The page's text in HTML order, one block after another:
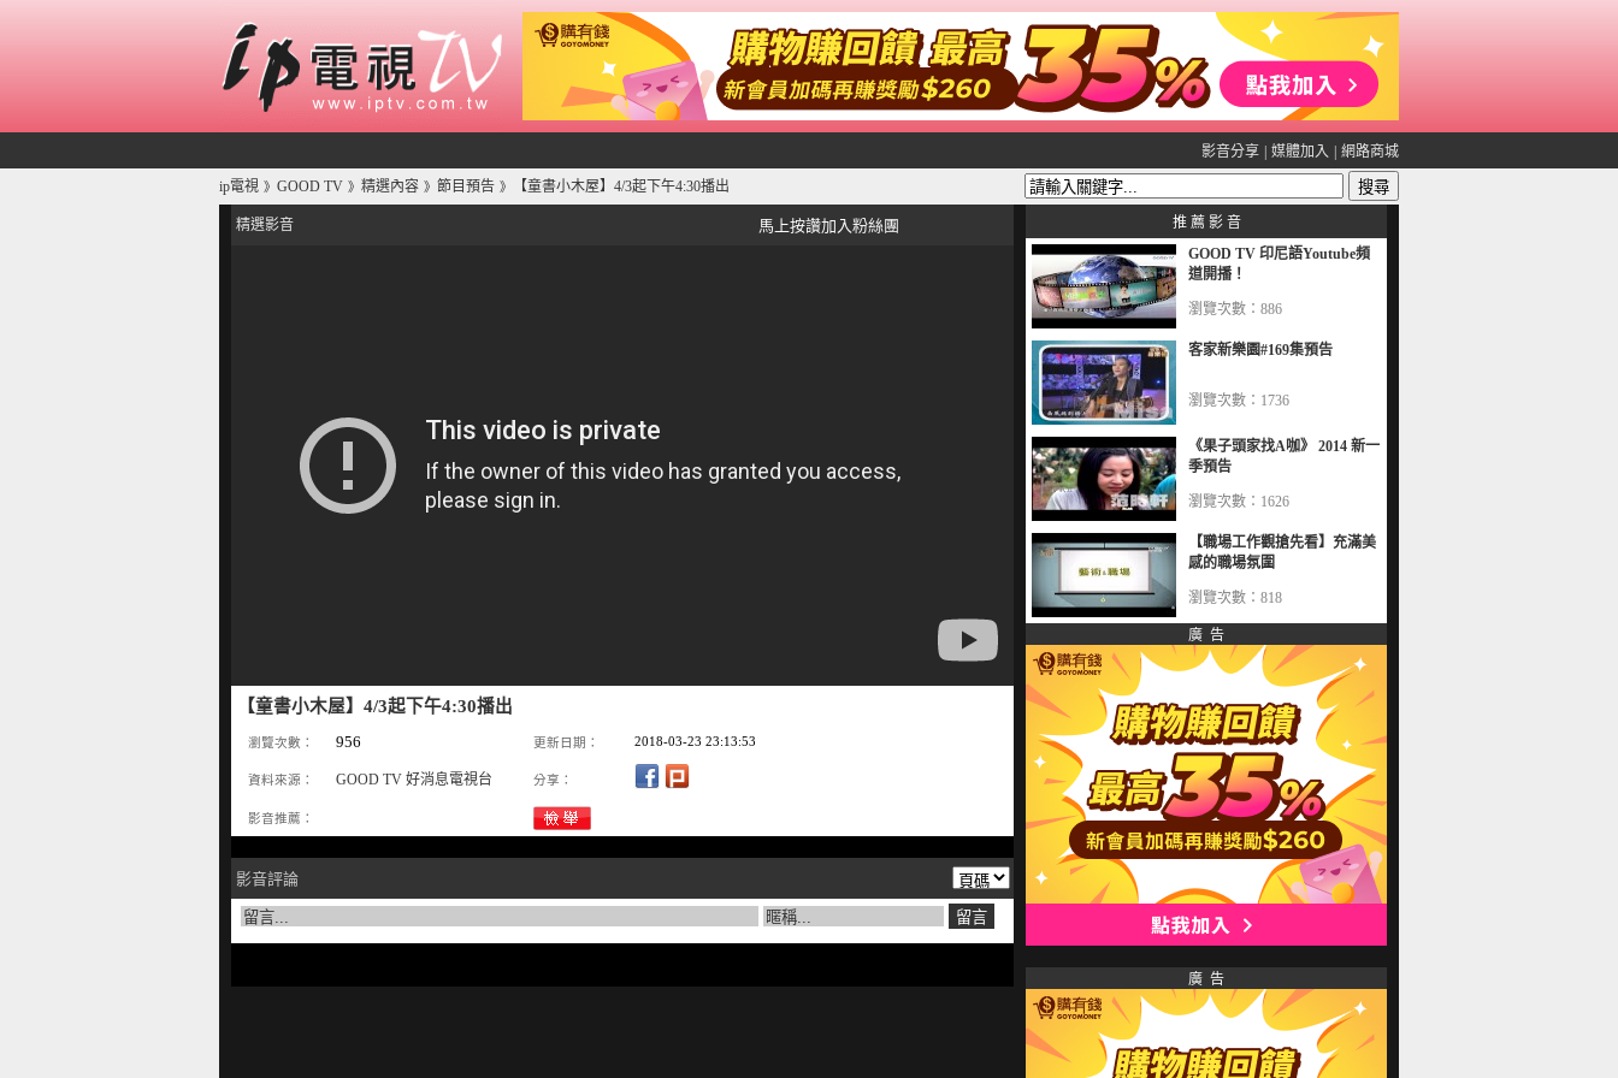
影音分享 媒體加入 網路商城
ip電視 》 GOOD TV 》 精選內容 》 節目預告 》 【童書小木屋】4/3起下午4:30播出
精選影音 馬上按讚加入粉絲團
【童書小木屋】4/3起下午4:30播出
瀏覽次數： 956 更新日期： 2018-03-23 23:13:53
資料來源： GOOD TV 好消息電視台 分享：
影音推薦：
影音評論
推 薦 影 音
GOOD TV 印尼語Youtube頻
道開播！
瀏覽次數：886
客家新樂園#169集預告
瀏覽次數：1736
《果子頭家找A咖》 2014 新一
季預告
瀏覽次數：1626
【職場工作觀搶先看】充滿美
感的職場氛圍
瀏覽次數：818
廣 告
廣 告